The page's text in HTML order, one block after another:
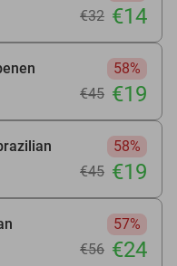
€32 €14
58%
€45 €19
58%
€45 €19
57%
€56 €24